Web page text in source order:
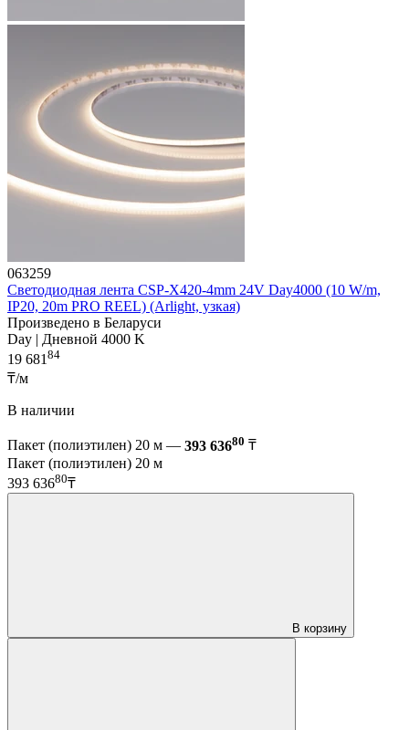
063259
Светодиодная лента CSP-X420-4mm 24V Day4000 (10 W/m,
IP20, 20m PRO REEL) (Arlight, узкая)
Произведено в Беларуси
Day | Дневной 4000 K
19 681 84
₸/м
В наличии
Пакет (полиэтилен) 20 м — 393 63680 ₸
Пакет (полиэтилен) 20 м
393 63680₸
В корзину